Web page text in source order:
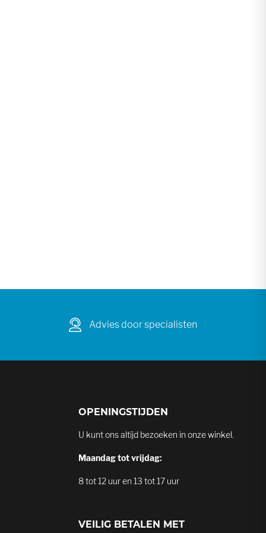
Advies door specialisten
OPENINGSTIJDEN
U kunt ons altijd bezoeken in onze winkel.
Maandag tot vrijdag:
8 tot 12 uur en 13 tot 17 uur
VEILIG BETALEN MET